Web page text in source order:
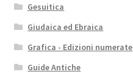
Gesuitica
Giudaica ed Ebraica
Grafica - Edizioni numerate
Guide Antiche